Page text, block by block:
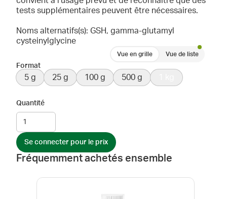
tests supplémentaires peuvent être nécessaires.
Noms alternatifs(s): GSH, gamma-glutamyl
cysteinylglycine
Vue en grille Vue de liste
Format
5 g 25 g 100 g 500 g
Quantité
Se connecter pour le prix
Fréquemment achetés ensemble